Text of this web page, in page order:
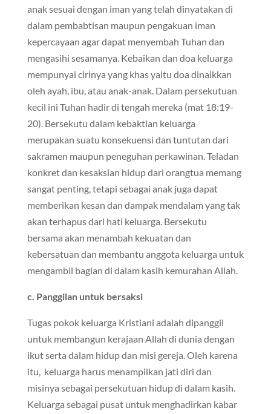
anak sesuai dengan iman yang telah dinyatakan di
dalam pembabtisan maupun pengakuan iman
kepercayaan agar dapat menyembah Tuhan dan
mengasihi sesamanya. Kebaikan dan doa keluarga
mempunyai cirinya yang khas yaitu doa dinaikkan
oleh ayah, ibu, atau anak-anak. Dalam persekutuan
kecil ini Tuhan hadir di tengah mereka (mat 18:19-
20). Bersekutu dalam kebaktian keluarga
merupakan suatu konsekuensi dan tuntutan dari
sakramen maupun peneguhan perkawinan. Teladan
konkret dan kesaksian hidup dari orangtua memang
sangat penting, tetapi sebagai anak juga dapat
memberikan kesan dan dampak mendalam yang tak
akan terhapus dari hati keluarga. Bersekutu
bersama akan menambah kekuatan dan
kebersatuan dan membantu anggota keluarga untuk
mengambil bagian di dalam kasih kemurahan Allah.
c. Panggilan untuk bersaksi
Tugas pokok keluarga Kristiani adalah dipanggil
untuk membangun kerajaan Allah di dunia dengan
ikut serta dalam hidup dan misi gereja. Oleh karena
itu, keluarga harus menampilkan jati diri dan
misinya sebagai persekutuan hidup di dalam kasih.
Keluarga sebagai pusat untuk menghadirkan kabar